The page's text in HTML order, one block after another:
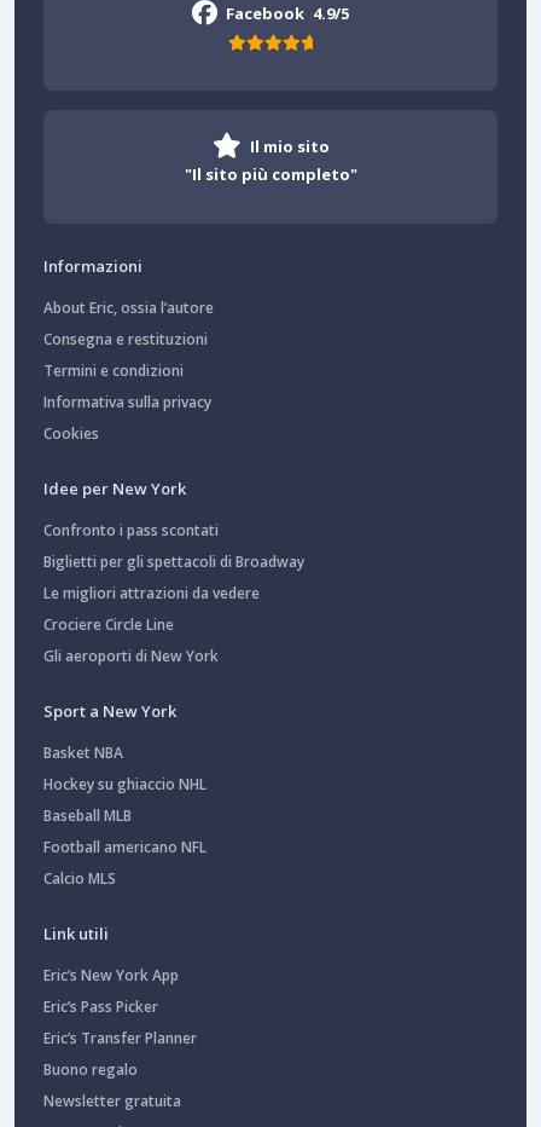
Facebook 4.9/5
Il mio sito
"Il sito più completo"
Informazioni
About Eric, ossia l’autore
Consegna e restituzioni
Termini e condizioni
Informativa sulla privacy
Cookies
Idee per New York
Confronto i pass scontati
Biglietti per gli spettacoli di Broadway
Le migliori attrazioni da vedere
Crociere Circle Line
Gli aeroporti di New York
Sport a New York
Basket NBA
Hockey su ghiaccio NHL
Baseball MLB
Football americano NFL
Calcio MLS
Link utili
Eric’s New York App
Eric’s Pass Picker
Eric’s Transfer Planner
Buono regalo
Newsletter gratuita